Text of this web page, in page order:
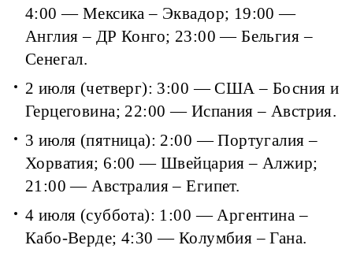
4:00 — Мексика – Эквадор; 19:00 —
Англия – ДР Конго; 23:00 — Бельгия –
Сенегал.
2 июля (четверг): 3:00 — США – Босния и
Герцеговина; 22:00 — Испания – Австрия.
3 июля (пятница): 2:00 — Португалия –
Хорватия; 6:00 — Швейцария – Алжир;
21:00 — Австралия – Египет.
4 июля (суббота): 1:00 — Аргентина –
Кабо-Верде; 4:30 — Колумбия – Гана.